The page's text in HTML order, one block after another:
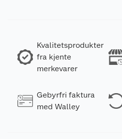
Kvalitetsprodukter
fra kjente
merkevarer
Gebyrfri faktura
med Walley